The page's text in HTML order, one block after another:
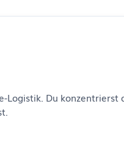
Logistik. Du konzentrierst